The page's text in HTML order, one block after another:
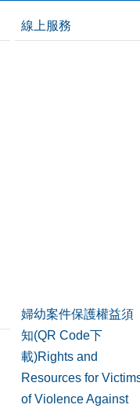
線上服務
婦幼案件保護權益須
知(QR Code下
載)Rights and
Resources for
of Violence Against